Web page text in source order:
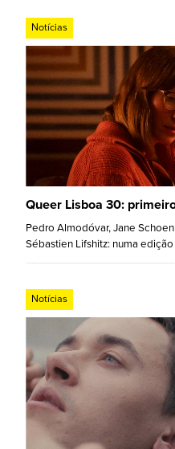
Notícias
Queer Lisboa 30:
Pedro Almodóvar, Jane
Sébastien Lifshitz: numa
Notícias